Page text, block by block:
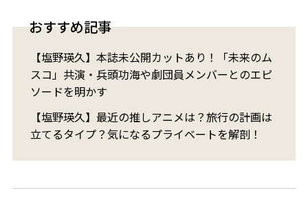
おすすめ記事
【塩野瑛久】本誌未公開カットあり！「未来のム
スコ」共演・兵頭功海や劇団員メンバーとのエピ
ソードを明かす
【塩野瑛久】最近の推しアニメは？旅行の計画は
立てるタイプ？気になるプライベートを解剖！